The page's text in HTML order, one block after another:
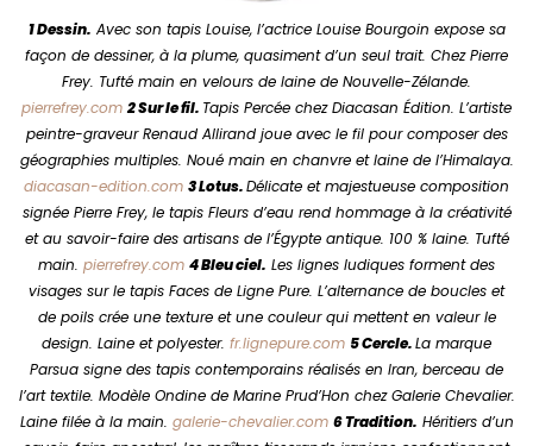
1 Dessin. Avec son tapis Louise, l’actrice Louise Bourgoin expose sa
façon de dessiner, à la plume, quasiment d’un seul trait. Chez Pierre
Frey. Tufté main en velours de laine de Nouvelle-Zélande.
pierrefrey.com 2 Sur le fil. Tapis Percée chez Diacasan Édition. L’artiste
peintre-graveur Renaud Allirand joue avec le fil pour composer des
géographies multiples. Noué main en chanvre et laine de l’Himalaya.
diacasan-edition.com 3 Lotus.Délicate et majestueuse composition
signée Pierre Frey, le tapis Fleurs d’eau rend hommage à la créativité
et au savoir-faire des artisans de l’Égypte antique. 100 % laine. Tufté
main. pierrefrey.com 4 Bleu ciel. Les lignes ludiques forment des
visages sur le tapis Faces de Ligne Pure. L’alternance de boucles et
de poils crée une texture et une couleur qui mettent en valeur le
design. Laine et polyester. fr.lignepure.com 5 Cercle.La marque
Parsua signe des tapis contemporains réalisés en Iran, berceau de
l’art textile. Modèle Ondine de Marine Prud’Hon chez Galerie Chevalier.
Laine filée à la main. galerie-chevalier.com 6 Tradition. Héritiers d’un